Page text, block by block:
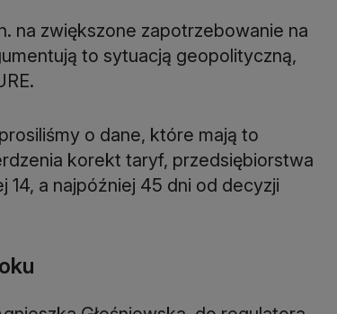
na zwiększone zapotrzebowanie na
to sytuacją geopolityczną,
o dane, które mają to
korekt taryf, przedsiębiorstwa
14, a najpóźniej 45 dni od decyzji